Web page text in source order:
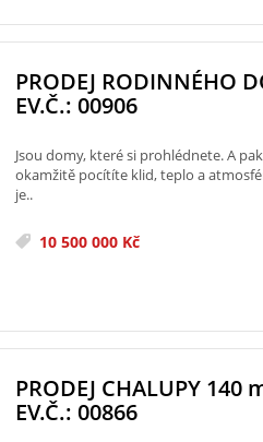
PRODEJ RODINNÉHO
EV.Č.: 00906
Jsou domy, které si prohlédnete. A
okamžitě pocítíte klid, teplo a
je..
10 500 000 Kč
PRODEJ CHALUPY 140
EV.Č.: 00866